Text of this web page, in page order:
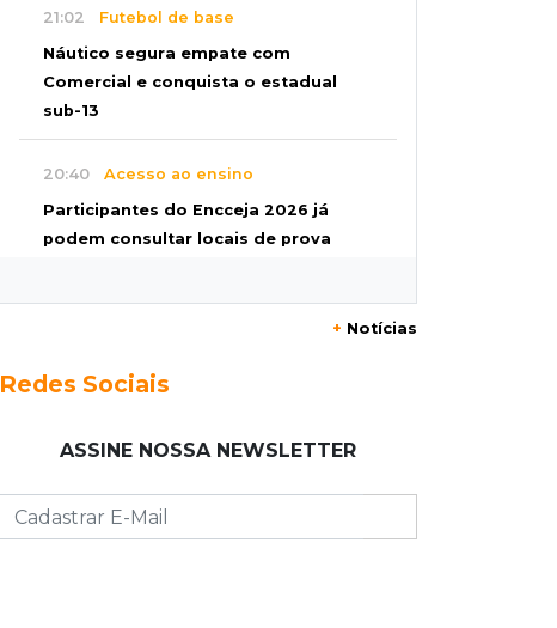
21:02 Futebol de base
Náutico segura empate com
Comercial e conquista o estadual
sub-13
20:40 Acesso ao ensino
Participantes do Encceja 2026 já
podem consultar locais de prova
20:29Pedro Gomes
jogo que vale acesso inédito à Série
A2
+ Notícias
Redes Sociais
ASSINE NOSSA NEWSLETTER